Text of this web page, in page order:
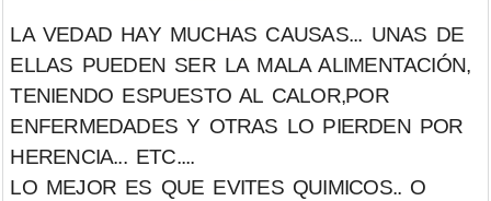
LA VEDAD HAY MUCHAS CAUSAS... UNAS DE
ELLAS PUEDEN SER LA MALA ALIMENTACIÓN,
TENIENDO ESPUESTO AL CALOR,POR
ENFERMEDADES Y OTRAS LO PIERDEN POR
HERENCIA... ETC....
LO MEJOR ES QUE EVITES QUIMICOS.. O